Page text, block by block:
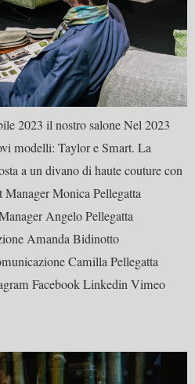
2023 il nostro salone Nel 2023
modelli: Taylor e Smart. La
a un divano di haute couture con
Monica Pellegatta
Angelo Pellegatta
Amanda Bidinotto
Camilla Pellegatta
Facebook Linkedin Vimeo